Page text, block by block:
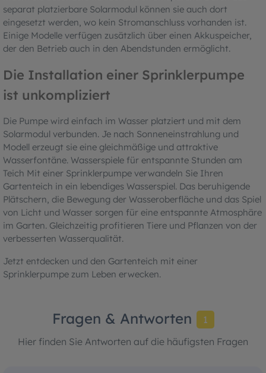
separat platzierbare Solarmodul können sie auch dort
eingesetzt werden, wo kein Stromanschluss vorhanden ist.
Einige Modelle verfügen zusätzlich über einen Akkuspeicher,
der den Betrieb auch in den Abendstunden ermöglicht.
Die Installation einer Sprinklerpumpe
ist unkompliziert
Die Pumpe wird einfach im Wasser platziert und mit dem
Solarmodul verbunden. Je nach Sonneneinstrahlung und
Modell erzeugt sie eine gleichmäßige und attraktive
Wasserfontäne. Wasserspiele für entspannte Stunden am
Teich Mit einer Sprinklerpumpe verwandeln Sie Ihren
Gartenteich in ein lebendiges Wasserspiel. Das beruhigende
Plätschern, die Bewegung der Wasseroberfläche und das Spiel
von Licht und Wasser sorgen für eine entspannte Atmosphäre
im Garten. Gleichzeitig profitieren Tiere und Pflanzen von der
verbesserten Wasserqualität.
Jetzt entdecken und den Gartenteich mit einer
Sprinklerpumpe zum Leben erwecken.
Fragen & Antworten
1
Hier finden Sie Antworten auf die häufigsten Fragen